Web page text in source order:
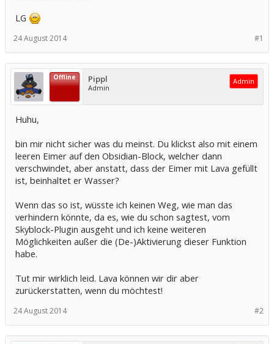
LG
#1
24 August 2014
Offline Pippl
Admin
Admin
Huhu,
bin mir nicht sicher was du meinst. Du klickst also mit einem
leeren Eimer auf den Obsidian-Block, welcher dann
verschwindet, aber anstatt, dass der Eimer mit Lava gefüllt
ist, beinhaltet er Wasser?
Wenn das so ist, wüsste ich keinen Weg, wie man das
verhindern könnte, da es, wie du schon sagtest, vom
Skyblock-Plugin ausgeht und ich keine weiteren
Möglichkeiten außer die (De-)Aktivierung dieser Funktion
habe.
Tut mir wirklich leid. Lava können wir dir aber
zurückerstatten, wenn du möchtest!
#2
24 August 2014